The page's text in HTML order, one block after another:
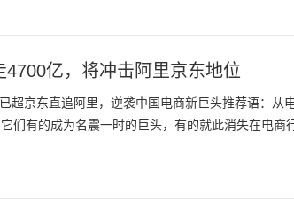
亿，将冲击阿里京东地位
超京东直追阿里，逆袭中国电商新巨头推荐语：从
们有的成为名震一时的巨头，有的就此消失在电商